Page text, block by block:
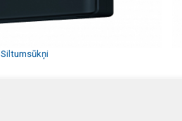
Siltumsūkņi